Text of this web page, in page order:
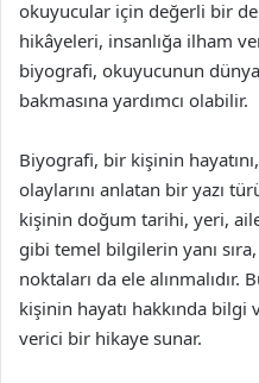
okuyucular için değerli bir
hikâyeleri, insanlığa ilham
biyografi, okuyucunun
bakmasına yardımcı olabilir.
Biyografi, bir kişinin
olaylarını anlatan bir yazı
kişinin doğum tarihi, yeri,
gibi temel bilgilerin yanı
noktaları da ele alınmalıdır.
kişinin hayatı hakkında bilgi
verici bir hikaye sunar.